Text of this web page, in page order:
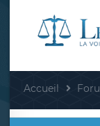
Accueil